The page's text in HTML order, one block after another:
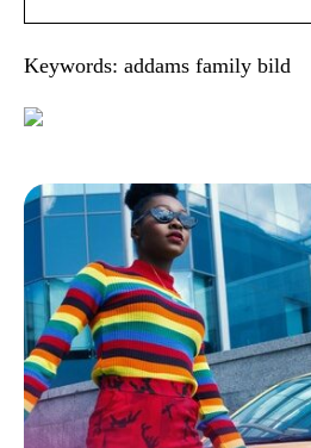
Keywords: addams family bild